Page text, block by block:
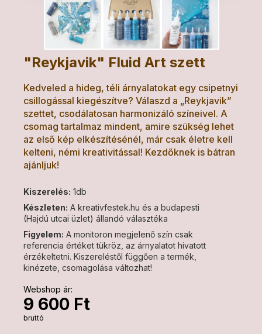
"Reykjavik" Fluid Art szett
Kedveled a hideg, téli árnyalatokat egy csipetnyi
csillogással kiegészítve? Válaszd a „Reykjavik”
szettet, csodálatosan harmonizáló színeivel. A
csomag tartalmaz mindent, amire szükség lehet
az első kép elkészítésénél, már csak életre kell
kelteni, némi kreativitással! Kezdőknek is bátran
ajánljuk!
Kiszerelés: 1db
Készleten: A kreativfestek.hu és a budapesti
(Hajdú utcai üzlet) állandó választéka
Figyelem: A monitoron megjelenő szín csak
referencia értéket tükröz, az árnyalatot hivatott
érzékeltetni. Kiszereléstől függően a termék,
kinézete, csomagolása változhat!
Webshop ár:
9 600 Ft
bruttó